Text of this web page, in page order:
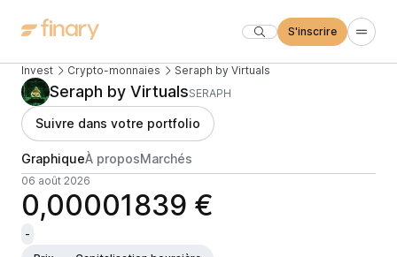
S'inscrire
Invest Crypto-monnaies Seraph by Virtuals
Seraph by VirtualsSERAPH
Suivre dans votre portfolio
GraphiqueÀ proposMarchés
06 août 2026
0,00001839 €
-